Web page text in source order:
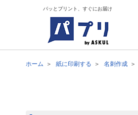
パッとプリント、すぐにお届け
ホーム 紙に印刷する 名刺作成